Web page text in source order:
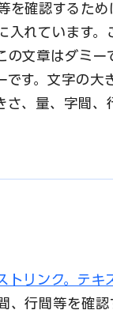
を確認するた
入れています
の文章はダミ
です。文字の
さ、量、字間、
トリンク。テ
、行間等を確